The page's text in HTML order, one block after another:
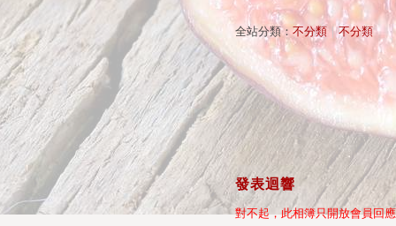
全站分類： 不分類 ｜不分類
發表迴響
對不起，此相簿只開放會員回應